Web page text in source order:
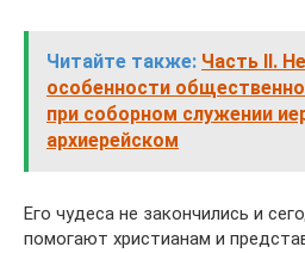
Читайте также: Часть II.
особенности
при соборном служении
архиерейском
Его чудеса не закончились и
помогают христианам и